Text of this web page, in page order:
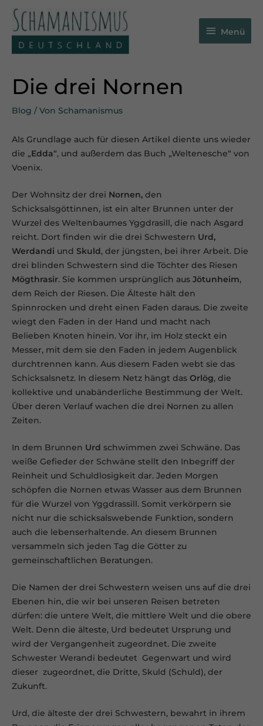
Zum
Inhalt
springen
Menü
Die drei Nornen
Blog / Von Schamanismus
Als Grundlage auch für diesen Artikel diente uns wieder
die „Edda“, und außerdem das Buch „Weltenesche“ von
Voenix.
Der Wohnsitz der drei Nornen, den
Schicksalsgöttinnen, ist ein alter Brunnen unter der
Wurzel des Weltenbaumes Yggdrasill, die nach Asgard
reicht. Dort finden wir die drei Schwestern Urd,
Werdandi und Skuld, der jüngsten, bei ihrer Arbeit. Die
drei blinden Schwestern sind die Töchter des Riesen
Mögthrasir. Sie kommen ursprünglich aus Jötunheim,
dem Reich der Riesen. Die Älteste hält den
Spinnrocken und dreht einen Faden daraus. Die zweite
wiegt den Faden in der Hand und macht nach
Belieben Knoten hinein. Vor ihr, im Holz steckt ein
Messer, mit dem sie den Faden in jedem Augenblick
durchtrennen kann. Aus diesem Faden webt sie das
Schicksalsnetz. In diesem Netz hängt das Orlög, die
kollektive und unabänderliche Bestimmung der Welt.
Über deren Verlauf wachen die drei Nornen zu allen
Zeiten.
In dem Brunnen Urd schwimmen zwei Schwäne. Das
weiße Gefieder der Schwäne stellt den Inbegriff der
Reinheit und Schuldlosigkeit dar. Jeden Morgen
schöpfen die Nornen etwas Wasser aus dem Brunnen
für die Wurzel von Yggdrassill. Somit verkörpern sie
nicht nur die schicksalswebende Funktion, sondern
auch die lebenserhaltende. An diesem Brunnen
versammeln sich jeden Tag die Götter zu
gemeinschaftlichen Beratungen.
Die Namen der drei Schwestern weisen uns auf die drei
Ebenen hin, die wir bei unseren Reisen betreten
dürfen: die untere Welt, die mittlere Welt und die obere
Welt. Denn die älteste, Urd bedeutet Ursprung und
wird der Vergangenheit zugeordnet. Die zweite
Schwester Werandi bedeutet Gegenwart und wird
dieser zugeordnet, die Dritte, Skuld (Schuld), der
Zukunft.
Urd, die älteste der drei Schwestern, bewahrt in ihrem